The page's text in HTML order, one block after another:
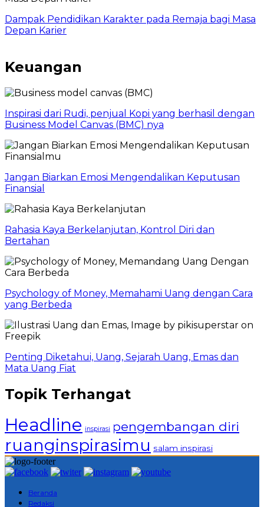
Dampak Pendidikan Karakter pada Remaja bagi Masa
Depan Karier
Keuangan
Inspirasi dari Rudi, penjual Kopi yang berhasil dengan
Business Model Canvas (BMC) nya
Jangan Biarkan Emosi Mengendalikan Keputusan
Finansial
Rahasia Kaya Berkelanjutan, Kontrol Diri dan
Bertahan
Psychology of Money, Memahami Uang dengan Cara
yang Berbeda
Penting Diketahui, Uang, Sejarah Uang, Emas dan
Mata Uang Fiat
Topik Terhangat
Headline inspirasi pengembangan diri
ruanginspirasimu salam inspirasi
Beranda
Redaksi